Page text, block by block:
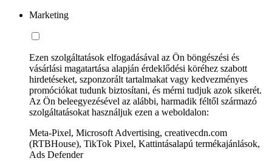
Marketing
Ezen szolgáltatások elfogadásával az Ön böngészési és
vásárlási magatartása alapján érdeklődési köréhez szabott
hirdetéseket, szponzorált tartalmakat vagy kedvezményes
promóciókat tudunk biztosítani, és mérni tudjuk azok sikerét.
Az Ön beleegyezésével az alábbi, harmadik féltől származó
szolgáltatásokat használjuk ezen a weboldalon:
Meta-Pixel, Microsoft Advertising, creativecdn.com
(RTBHouse), TikTok Pixel, Kattintásalapú termékajánlások,
Ads Defender